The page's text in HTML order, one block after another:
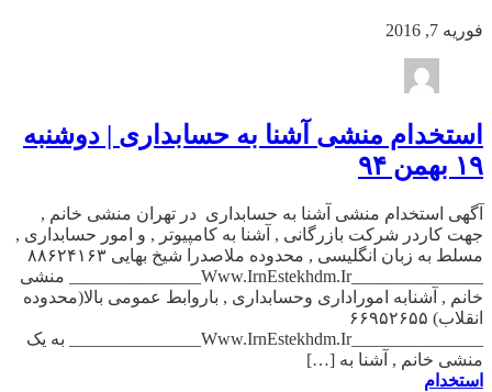
فوریه 7, 2016
استخدام منشی آشنا به حسابداری | دوشنبه
۱۹ بهمن ۹۴
آگهی استخدام منشی آشنا به حسابداری در تهران منشی خانم ,
جهت کاردر شرکت بازرگانی , آشنا به کامپیوتر , و امور حسابداری ,
مسلط به زبان انگلیسی , محدوده ملاصدرا شیخ بهایی ۸۸۶۲۴۱۶۳
_______________Www.IrnEstekhdm.Ir_______________ منشی
خانم , آشنابه اموراداری وحسابداری , باروابط عمومی بالا(محدوده
انقلاب) ۶۶۹۵۲۶۵۵
_______________Www.IrnEstekhdm.Ir_______________ به یک
منشی خانم , آشنا به […]
استخدام